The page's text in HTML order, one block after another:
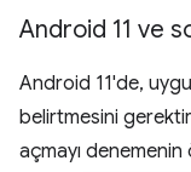
Android 11 ve
Android 11'de,
belirtmesini
açmayı